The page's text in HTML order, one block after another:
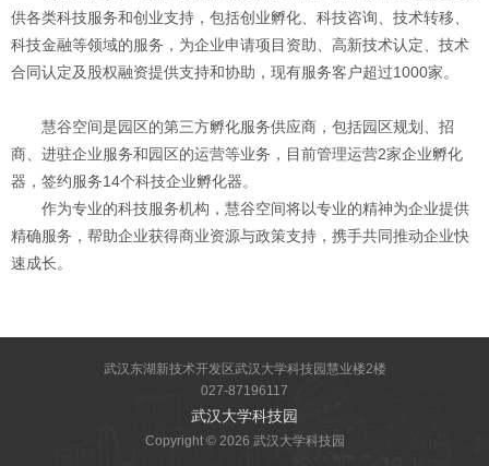
供各类科技服务和创业支持，包括创业孵化、科技咨询、技术转移、
科技金融等领域的服务，为企业申请项目资助、高新技术认定、技术
合同认定及股权融资提供支持和协助，现有服务客户超过1000家。
慧谷空间是园区的第三方孵化服务供应商，包括园区规划、招
商、进驻企业服务和园区的运营等业务，目前管理运营2家企业孵化
器，签约服务14个科技企业孵化器。
作为专业的科技服务机构，慧谷空间将以专业的精神为企业提供
精确服务，帮助企业获得商业资源与政策支持，携手共同推动企业快
速成长。
武汉东湖新技术开发区武汉大学科技园慧业楼2楼
027-87196117
武汉大学科技园
Copyright © 2026 武汉大学科技园